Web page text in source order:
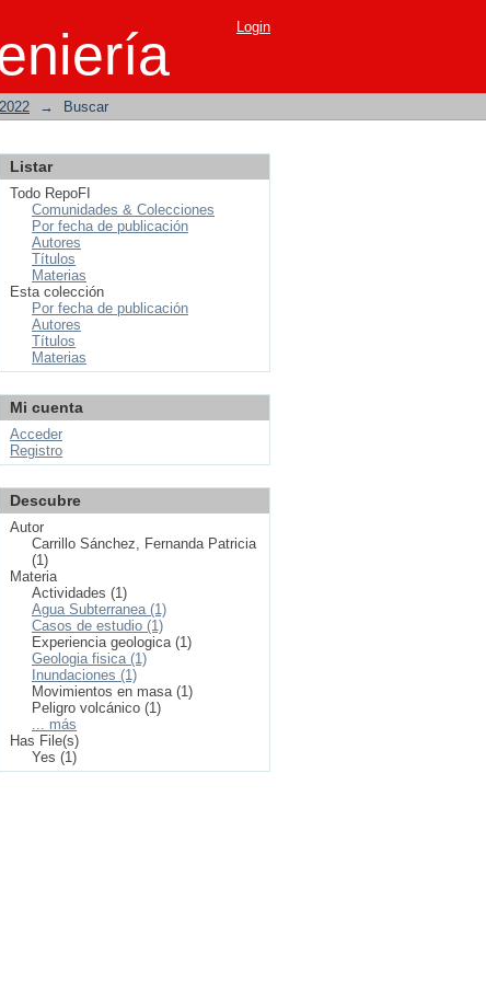
Login
→ Buscar
Listar
Todo RepoFI
Comunidades & Colecciones
Por fecha de publicación
Autores
Títulos
Materias
Esta colección
Por fecha de publicación
Autores
Títulos
Materias
Mi cuenta
Acceder
Registro
Descubre
Autor
Carrillo Sánchez, Fernanda Patricia
(1)
Materia
Actividades (1)
Agua Subterranea (1)
Casos de estudio (1)
Experiencia geologica (1)
Geologia fisica (1)
Inundaciones (1)
Movimientos en masa (1)
Peligro volcánico (1)
... más
Has File(s)
Yes (1)